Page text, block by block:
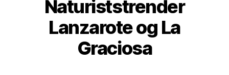
Naturiststrender
Lanzarote og La
Graciosa